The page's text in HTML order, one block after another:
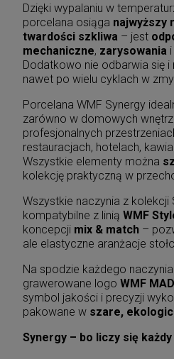
Dzięki wypalaniu w
porcelana osiąga najwyższy
twardości szkliwa – jest
mechaniczne, zarysowania i
Dodatkowo nie odbarwia się
nawet po wielu cyklach w
Porcelana WMF Synergy
zarówno w domowych
profesjonalnych
restauracjach, hotelach,
Wszystkie elementy można
kolekcję praktyczną w
Wszystkie naczynia z kolekcji
kompatybilne z linią WMF
koncepcji mix & match –
ale elastyczne aranżacje
Na spodzie każdego
grawerowane logo WMF
symbol jakości i precyzji
pakowane w szare,
Synergy – bo liczy się